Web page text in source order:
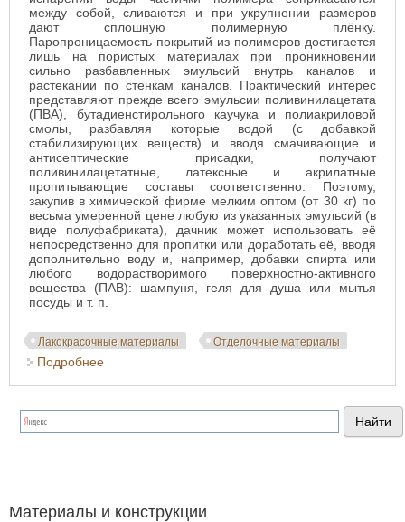
между собой, сливаются и при укрупнении размеров
дают сплошную полимерную плёнку.
Паропроницаемость покрытий из полимеров достигается
лишь на пористых материалах при проникновении
сильно разбавленных эмульсий внутрь каналов и
растекании по стенкам каналов. Практический интерес
представляют прежде всего эмульсии поливинилацетата
(ПВА), бутадиенстирольного каучука и полиакриловой
смолы, разбавляя которые водой (с добавкой
стабилизирующих веществ) и вводя смачивающие и
антисептические присадки, получают
поливинилацетатные, латексные и акрилатные
пропитывающие составы соответственно. Поэтому,
закупив в химической фирме мелким оптом (от 30 кг) по
весьма умеренной цене любую из указанных эмульсий (в
виде полуфабриката), дачник может использовать её
непосредственно для пропитки или доработать её, вводя
дополнительно воду и, например, добавки спирта или
любого водорастворимого поверхностно-активного
вещества (ПАВ): шампуня, геля для душа или мытья
посуды и т. п.
Лакокрасочные материалы Отделочные материалы
Подробнее
Материалы и конструкции